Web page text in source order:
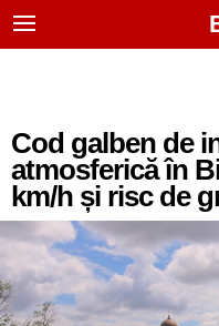
Cod galben de
atmosferică în
km/h și risc de